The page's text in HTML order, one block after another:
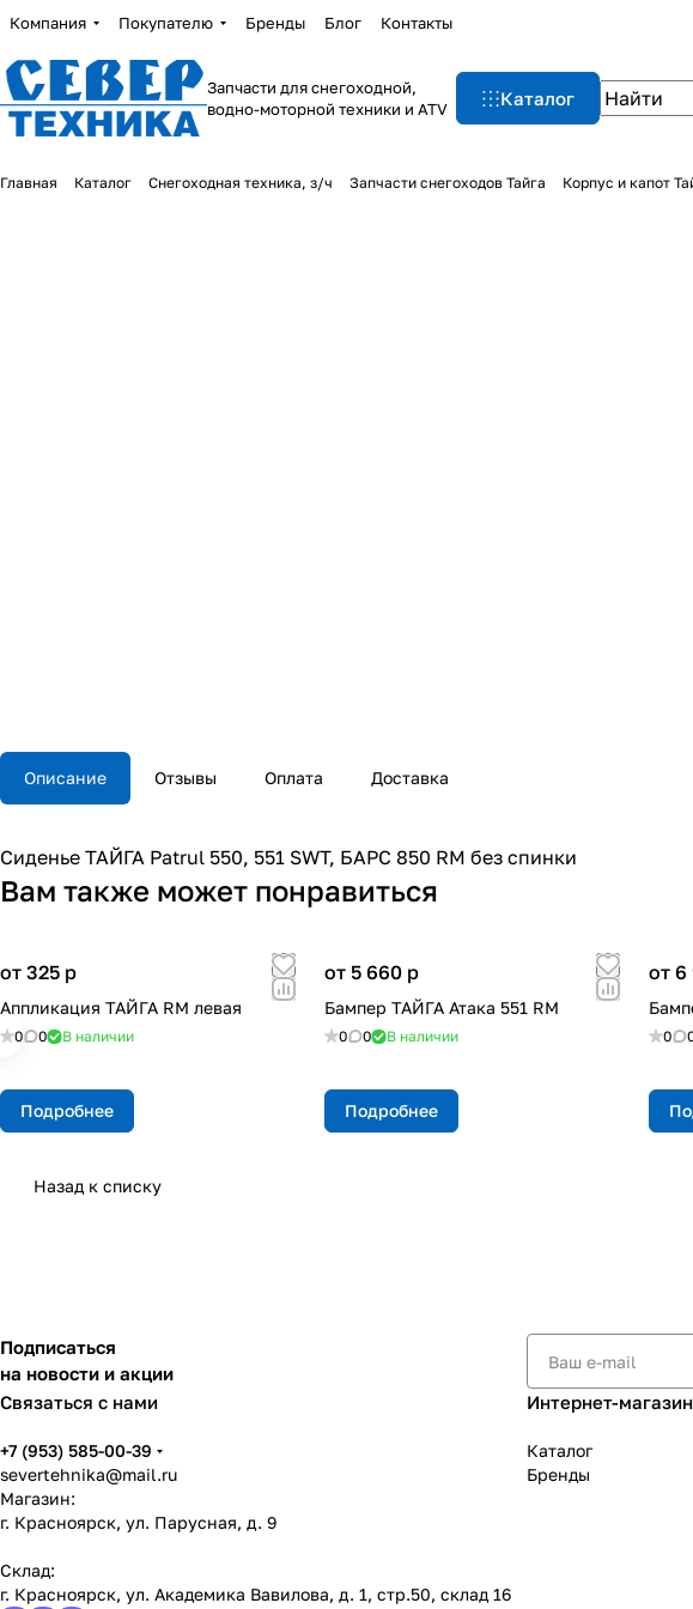
Компания Покупателю Бренды Блог Контакты
Запчасти для снегоходной,
водно-моторной техники и ATV
Каталог
Главная Каталог Снегоходная техника, з/ч Запчасти снегоходов Тайга Корпус и капот
Описание Отзывы Оплата Доставка
Сиденье ТАЙГА Patrul 550, 551 SWT, БАРС 850 RM без спинки
Вам также может понравиться
от 325 p
Аппликация ТАЙГА RM левая
0 0 В наличии
Подробнее
от 5 660 p
Бампер ТАЙГА Атака 551 RM
0 0 В наличии
Подробнее
от
0
Назад к списку
Подписаться
на новости и акции
Связаться с нами
+7 (953) 585-00-39
severtehnika@mail.ru
Магазин:
г. Красноярск, ул. Парусная, д. 9
Склад:
г. Красноярск, ул. Академика Вавилова, д. 1, стр.50, склад 16
Интернет-магазин
Каталог
Бренды